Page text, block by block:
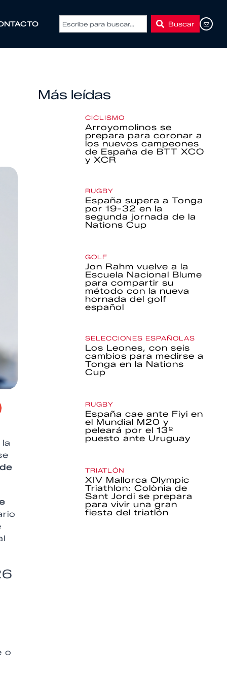
Buscar
o
Más leídas
CICLISMO
Arroyomolinos se
prepara para coronar a
los nuevos campeones
de España de BTT XCO
y XCR
RUGBY
España supera a Tonga
por 19-32 en la
segunda jornada de la
Nations Cup
GOLF
Jon Rahm vuelve a la
Escuela Nacional Blume
para compartir su
método con la nueva
hornada del golf
español
SELECCIONES ESPAÑOLAS
Los Leones, con seis
cambios para medirse a
Tonga en la Nations
Cup
RUGBY
España cae ante Fiyi en
el Mundial M20 y
peleará por el 13º
puesto ante Uruguay
TRIATLÓN
XIV Mallorca Olympic
Triathlon: Colònia de
Sant Jordi se prepara
para vivir una gran
fiesta del triatlón